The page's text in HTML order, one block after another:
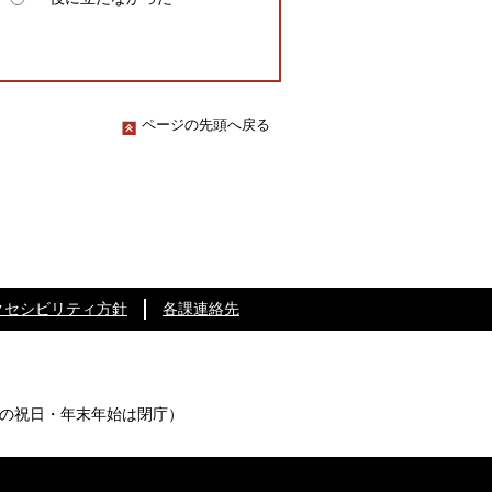
ページの先頭へ戻る
セシビリティ方針 各課連絡先
祝日・年末年始は閉庁）